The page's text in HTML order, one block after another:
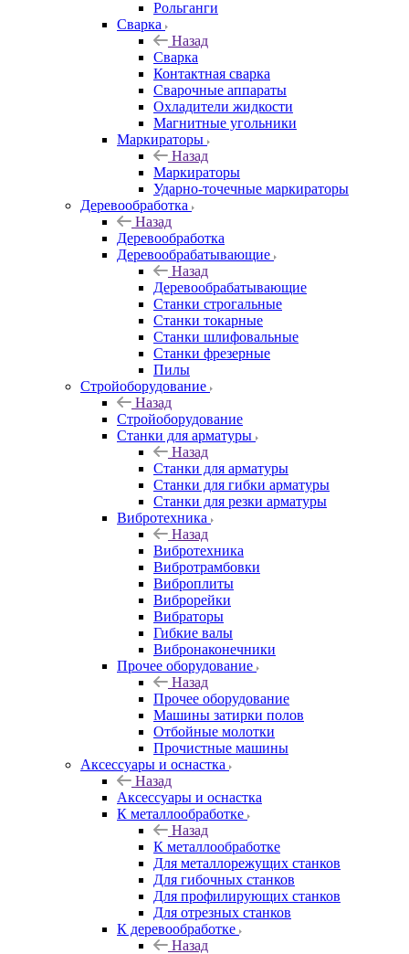
Рольганги
Сварка
Назад
Сварка
Контактная сварка
Сварочные аппараты
Охладители жидкости
Магнитные угольники
Маркираторы
Назад
Маркираторы
Ударно-точечные маркираторы
Деревообработка
Назад
Деревообработка
Деревообрабатывающие
Назад
Деревообрабатывающие
Станки строгальные
Станки токарные
Станки шлифовальные
Станки фрезерные
Пилы
Стройоборудование
Назад
Стройоборудование
Станки для арматуры
Назад
Станки для арматуры
Станки для гибки арматуры
Станки для резки арматуры
Вибротехника
Назад
Вибротехника
Вибротрамбовки
Виброплиты
Виброрейки
Вибраторы
Гибкие валы
Вибронаконечники
Прочее оборудование
Назад
Прочее оборудование
Машины затирки полов
Отбойные молотки
Прочистные машины
Аксeccyapы и оснастка
Назад
Аксeccyapы и оснастка
К металлообработке
Назад
К металлообработке
Для металлорежущих станков
Для гибочных станков
Для профилирующих станков
Для отрезных станков
К деревообработке
Назад